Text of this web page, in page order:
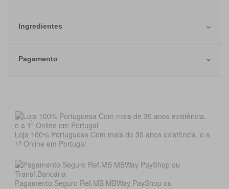
Ingredientes
Pagamento
Loja 100% Portuguesa Com mais de 30 anos existência, e a
1ª Online em Portugal
Pagamento Seguro Ref.MB MBWay PayShop ou